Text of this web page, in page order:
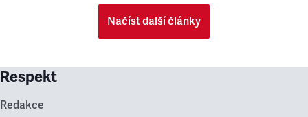
Načíst další články
Respekt
Redakce